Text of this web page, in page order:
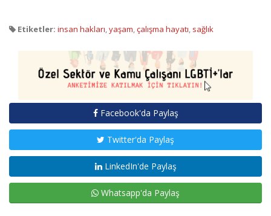
Etiketler: insan hakları,yaşam,çalışma hayatı, sağlık
Facebook'da Paylaş
Twitter'da Paylaş
LinkedIn'de Paylaş
Whatsapp'da Paylaş